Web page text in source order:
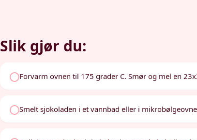
Slik gjør du:
Forvarm ovnen til 175 grader C. Smør og mel en
Smelt sjokoladen i et vannbad eller i